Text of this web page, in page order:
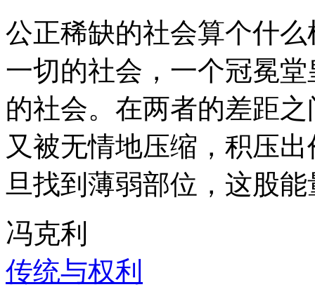
公正稀缺的社会算个什
一切的社会，一个冠冕
的社会。在两者的差距
又被无情地压缩，积压
旦找到薄弱部位，这股
冯克利
传统与权利